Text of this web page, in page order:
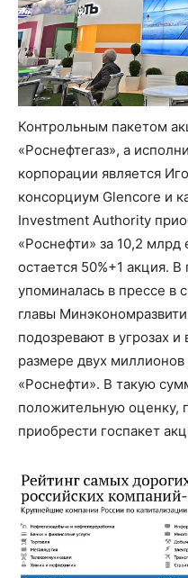
Контрольным пакетом
«Роснефтегаз», а
корпорации является
консорциум Glencore и
Investment Authority
«Роснефти» за 10,2
остается 50%+1 акция.
упоминалась в прессе в
главы
подозревают в угрозах и
размере двух
«Роснефти». В такую
положительную оценку,
приобрести госпакет